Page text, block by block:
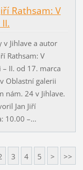
Rathsam: V
v Jihlave a autor
Rathsam: V
II. od 17. marca
Oblastní galerii
nám. 24 v Jihlave.
Jan Jiří
10.00 –...
3 4 5 > >>